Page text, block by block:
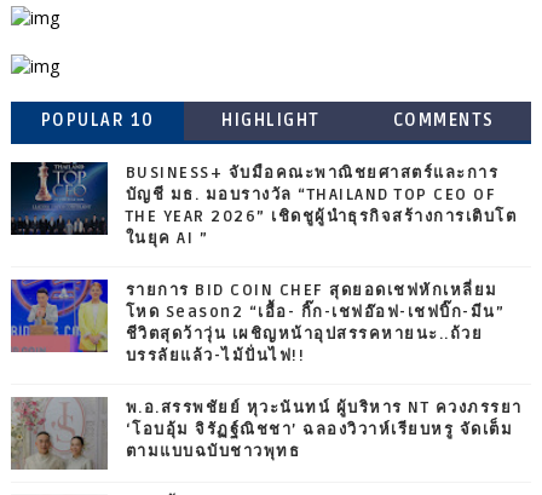
POPULAR 10 HIGHLIGHT COMMENTS
BUSINESS+ จับมือคณะพาณิชยศาสตร์และการ
บัญชี มธ. มอบรางวัล “THAILAND TOP CEO OF
THE YEAR 2026” เชิดชูผู้นำธุรกิจสร้างการเติบโต
ในยุค AI ”
รายการ BID COIN CHEF สุดยอดเชฟหักเหลี่ยม
โหด Season2 “เอื้อ- กิ๊ก-เชฟอ๊อฟ-เชฟบิ๊ก-มีน”
ชีวิตสุดว้าวุ่น เผชิญหน้าอุปสรรคหายนะ..ถ้วย
บรรลัยแล้ว-ไม้ปั่นไฟ!!
พ.อ.สรรพชัยย์ หุวะนันทน์ ผู้บริหาร NT ควงภรรยา
‘โอบอุ้ม จิรัฏฐ์ณิชชา’ ฉลองวิวาห์เรียบหรู จัดเต็ม
ตามแบบฉบับชาวพุทธ